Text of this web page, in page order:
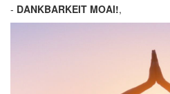
- DANKBARKEIT MOAI!,